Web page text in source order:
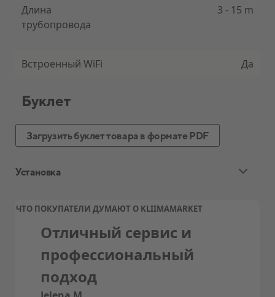
Длина
трубопровода
3 - 15 m
Встроенный WiFi Да
Буклет
Загрузить буклет товара в формате PDF
Установка
Стандартная установка воздушного
теплового насоса и кондиционера
Ценовой пакет квалифицированной
стандартной установки, обычно
включает:
ЧТО ПОКУПАТЕЛИ ДУМАЮТ О KLIIMAMARKET
Отличный сервис и
профессиональный
подход